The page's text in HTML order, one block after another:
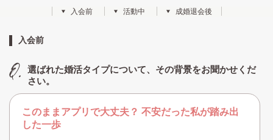
入会前 活動中 成婚退会後
入会前
選ばれた婚活タイプについて、その背景をお聞かせくだ
さい。
このままアプリで大丈夫？ 不安だった私が踏み出
した一歩